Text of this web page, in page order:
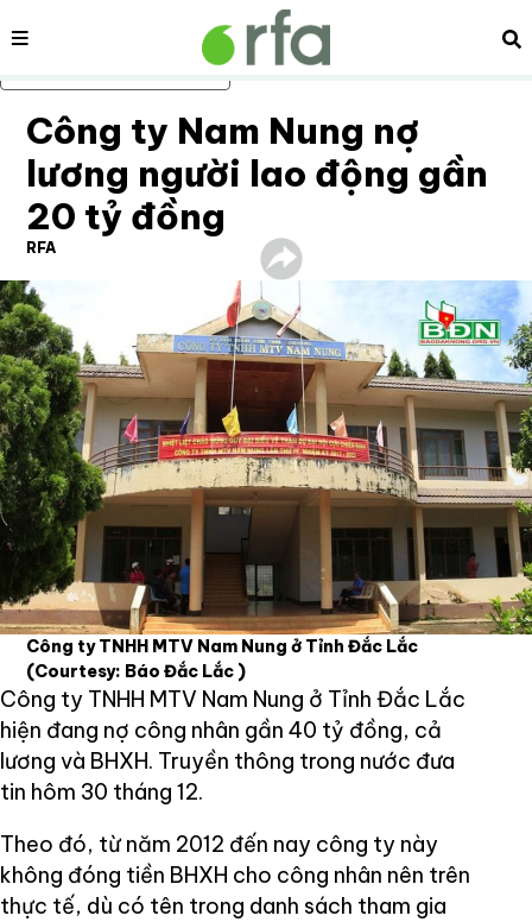
Bỏ qua nội dung chính
Nội dung
Công ty Nam Nung nợ
lương người lao động gần
20 tỷ đồng
RFA
Công ty TNHH MTV Nam Nung ở Tỉnh Đắc Lắc
(Courtesy: Báo Đắc Lắc )
Công ty TNHH MTV Nam Nung ở Tỉnh Đắc Lắc
hiện đang nợ công nhân gần 40 tỷ đồng, cả
lương và BHXH. Truyền thông trong nước đưa
tin hôm 30 tháng 12.
Theo đó, từ năm 2012 đến nay công ty này
không đóng tiền BHXH cho công nhân nên trên
thực tế, dù có tên trong danh sách tham gia